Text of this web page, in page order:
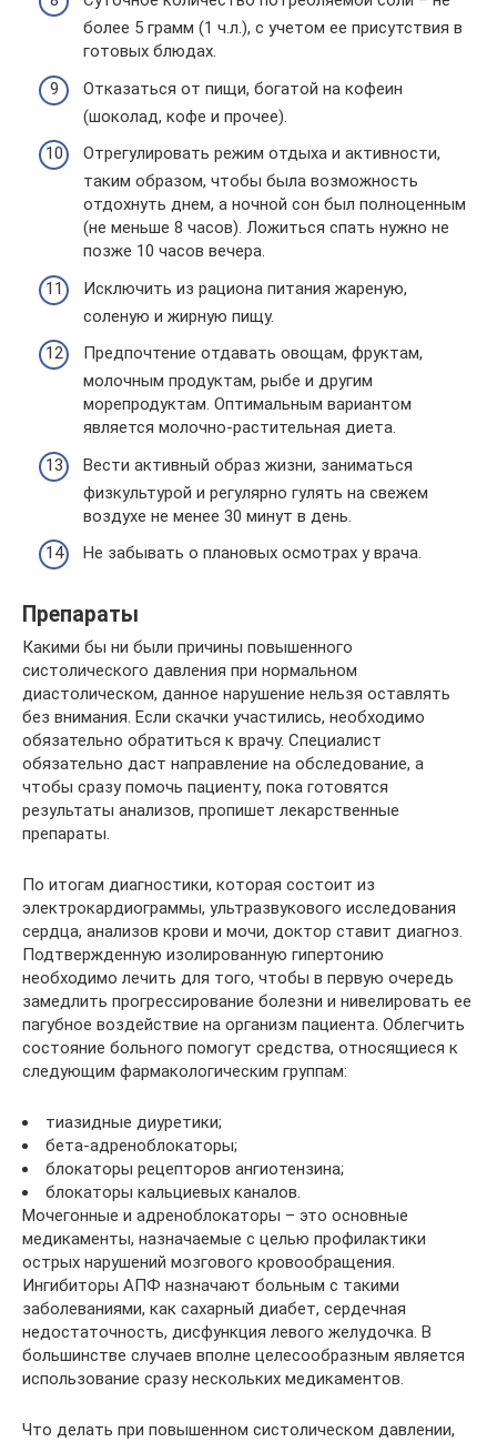
более 5 грамм (1 ч.л.), с учетом ее присутствия в
готовых блюдах.
Отказаться от пищи, богатой на кофеин
(шоколад, кофе и прочее).
Отрегулировать режим отдыха и активности,
таким образом, чтобы была возможность
отдохнуть днем, а ночной сон был полноценным
(не меньше 8 часов). Ложиться спать нужно не
позже 10 часов вечера.
Исключить из рациона питания жареную,
соленую и жирную пищу.
Предпочтение отдавать овощам, фруктам,
молочным продуктам, рыбе и другим
морепродуктам. Оптимальным вариантом
является молочно-растительная диета.
Вести активный образ жизни, заниматься
физкультурой и регулярно гулять на свежем
воздухе не менее 30 минут в день.
Не забывать о плановых осмотрах у врача.
Препараты
Какими бы ни были причины повышенного
систолического давления при нормальном
диастолическом, данное нарушение нельзя оставлять
без внимания. Если скачки участились, необходимо
обязательно обратиться к врачу. Специалист
обязательно даст направление на обследование, а
чтобы сразу помочь пациенту, пока готовятся
результаты анализов, пропишет лекарственные
препараты.
По итогам диагностики, которая состоит из
электрокардиограммы, ультразвукового исследования
сердца, анализов крови и мочи, доктор ставит диагноз.
Подтвержденную изолированную гипертонию
необходимо лечить для того, чтобы в первую очередь
замедлить прогрессирование болезни и нивелировать ее
пагубное воздействие на организм пациента. Облегчить
состояние больного помогут средства, относящиеся к
следующим фармакологическим группам:
тиазидные диуретики;
бета-адреноблокаторы;
блокаторы рецепторов ангиотензина;
блокаторы кальциевых каналов.
Мочегонные и адреноблокаторы – это основные
медикаменты, назначаемые с целью профилактики
острых нарушений мозгового кровообращения.
Ингибиторы АПФ назначают больным с такими
заболеваниями, как сахарный диабет, сердечная
недостаточность, дисфункция левого желудочка. В
большинстве случаев вполне целесообразным является
использование сразу нескольких медикаментов.
Что делать при повышенном систолическом давлении,